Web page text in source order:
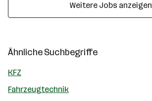
Weitere Jobs anzeigen
Ähnliche Suchbegriffe
KFZ
Fahrzeugtechnik